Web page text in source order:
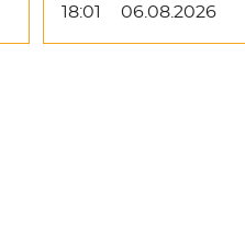
18:01 06.08.2026